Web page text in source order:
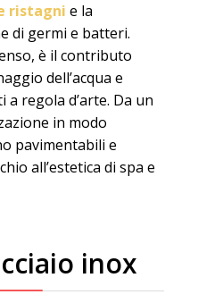
ristagni e la
di germi e batteri.
è il contributo
dell’acqua e
regola d’arte. Da un
in modo
pavimentabili e
all’estetica di spa e
inox